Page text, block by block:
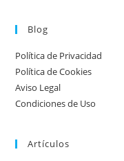
ciudad:
disponibilidad
y
en
Blog
Política de Privacidad
Política de Cookies
Aviso Legal
Condiciones de Uso
Artículos